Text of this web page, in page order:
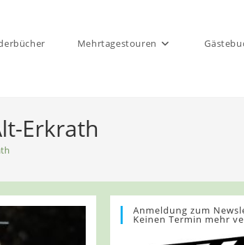
Mehrtagestouren
Erkrath
Anmeldung zum
Keinen Termin mehr